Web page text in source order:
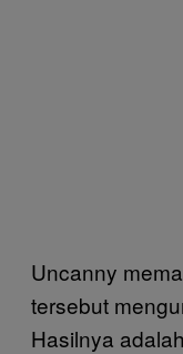
Uncanny
tersebut
Hasilnya